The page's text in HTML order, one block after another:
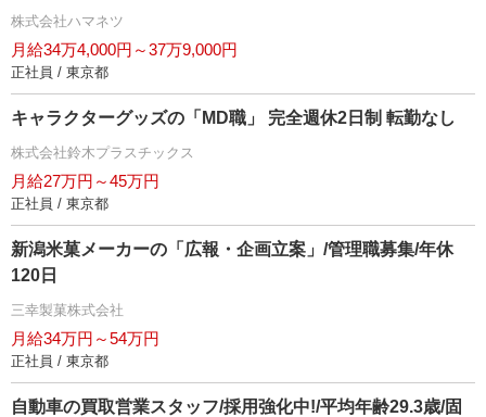
株式会社ハマネツ
月給34万4,000円～37万9,000円
正社員 / 東京都
キャラクターグッズの「MD職」 完全週休2日制 転勤なし
株式会社鈴木プラスチックス
月給27万円～45万円
正社員 / 東京都
新潟米菓メーカーの「広報・企画立案」/管理職募集/年休
120日
三幸製菓株式会社
月給34万円～54万円
正社員 / 東京都
自動車の買取営業スタッフ/採用強化中!/平均年齢29.3歳/固